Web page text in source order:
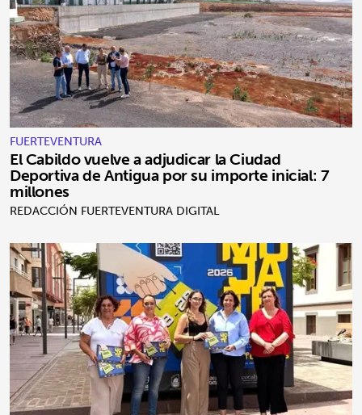
FUERTEVENTURA
El Cabildo vuelve a adjudicar la Ciudad
Deportiva de Antigua por su importe inicial: 7
millones
REDACCIÓN FUERTEVENTURA DIGITAL